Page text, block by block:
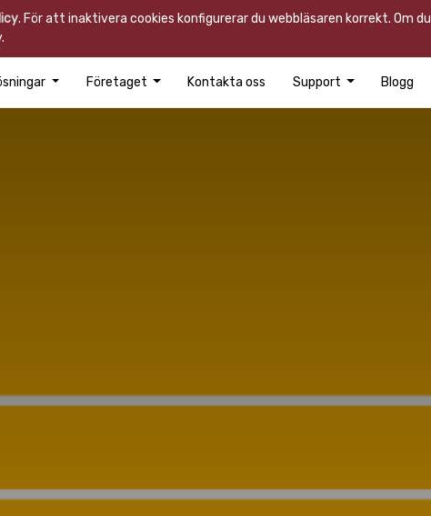
. För att inaktivera cookies konfigurerar du webbläsaren korrekt. Om du
Företaget Kontakta oss Support Blogg